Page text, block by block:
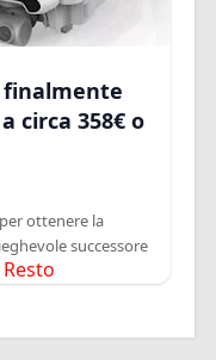
finalmente
circa 358€ o
ottenere la
successore